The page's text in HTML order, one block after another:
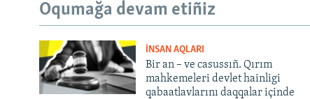
Oqumağa devam etiñiz
İNSAN AQLARI
Bir an – ve casussıñ. Qırım
mahkemeleri devlet hainligi
qabaatlavlarını daqqalar içinde